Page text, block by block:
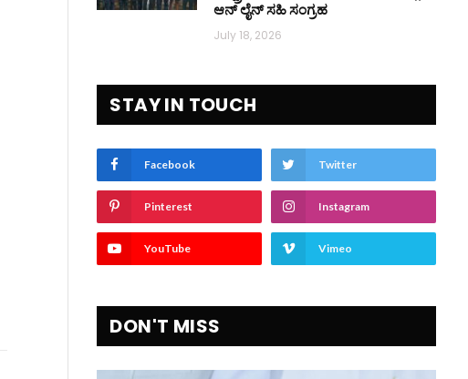
ಆನ್‌ ಲೈನ್ ಸಹಿ ಸಂಗ್ರಹ
July 18, 2026
STAY IN TOUCH
Facebook Twitter
Pinterest Instagram
YouTube Vimeo
DON'T MISS